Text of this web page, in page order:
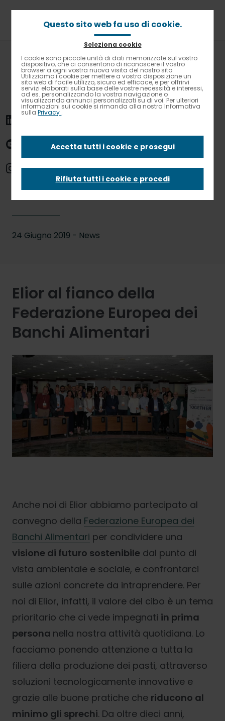
Contrasto elevato
Briciole
pane
Home
News
Elior al fianco della Federazione Europea dei Banchi
Alimentari
Elior al fianco della
Federazione
Europea dei Banchi
Alimentari
24 Giugno 2019 - News
Elior al fianco della
Federazione Europea dei
Banchi Alimentari
Anche noi di Elior abbiamo partecipato al
convegno della Federazione Europea dei
Banchi Alimentari per condividere una
visione di futuro sostenibile dal punto di
vista ambientale e sociale, e confrontarci
sulle azioni concrete da intraprendere. Per
noi di Elior, infatti, il valore del cibo è un tema
prioritario che ci vede impegnati in prima
persona nella nostra attività quotidiana. Lo
facciamo ponendo attenzione a tutta la
filiera della produzione dei pasti, attraverso
soluzioni tecnologicamente innovative e
grazie alle buone pratiche che riducono al
minimo gli sprechi. Da oltre dieci anni,
Questo sito web fa uso di cookie.
Seleziona cookie
I cookie sono piccole unità di dati memorizzate sul vostro
dispositivo, che ci consentono di riconoscere il vostro
browser a ogni vostra nuova visita del nostro sito.
Utilizziamo i cookie per mettere a vostra disposizione un
sito web di facile utilizzo, sicuro ed efficace, e per offrirvi
servizi elaborati sulla base delle vostre necessità e interessi,
ad es. personalizzando la vostra navigazione o
visualizzando annunci personalizzati su di voi. Per ulteriori
informazioni sui cookie si rimanda alla nostra Informativa
sullaPrivacy .
Accetta tutti i cookie e prosegui
Rifiuta tutti i cookie e procedi